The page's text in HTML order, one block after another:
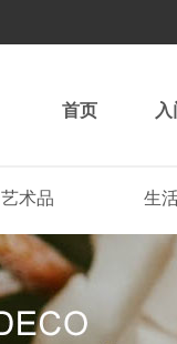
首页
艺术品 生